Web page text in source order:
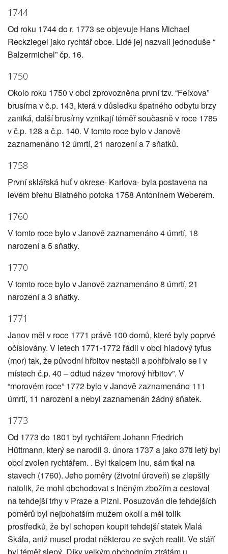
1744
Od roku 1744 do r. 1773 se objevuje Hans Michael
Reckziegel jako rychtář obce. Lidé jej nazvali jednoduše “
Balzermichel” čp. 16.
1750
Okolo roku 1750 v obci zprovozněna první tzv. “Feixova”
brusírna v č.p. 143, která v důsledku špatného odbytu brzy
zaniká, další brusírny vznikají téměř současně v roce 1785
v č.p. 128 a č.p. 140. V tomto roce bylo v Janově
zaznamenáno 12 úmrtí, 21 narození a 7 sňatků.
1758
První sklářská huť v okrese- Karlova- byla postavena na
levém břehu Blatného potoka 1758 Antonínem Weberem.
1760
V tomto roce bylo v Janově zaznamenáno 4 úmrtí, 18
narození a 5 sňatky.
1770
V tomto roce bylo v Janově zaznamenáno 8 úmrtí, 21
narození a 3 sňatky.
1771
Janov měl v roce 1771 právě 100 domů, které byly poprvé
očíslovány. V letech 1771-1772 řádil v obci hladový tyfus
(mor) tak, že původní hřbitov nestačil a pohřbívalo se i v
místech č.p. 40 – odtud název “morový hřbitov”. V
“morovém roce” 1772 bylo v Janově zaznamenáno 111
úmrtí, 11 narození a nebyl zaznamenán žádný sňatek.
1773
Od 1773 do 1801 byl rychtářem Johann Friedrich
Hüttmann, který se narodil 3. února 1737 a jako 37ti letý byl
obcí zvolen rychtářem. . Byl tkalcem lnu, sám tkal na
stavech (1760). Jeho poměry (životní úroveň) se zlepšily
natolik, že mohl obchodovat s lněným zbožím a cestoval
na tehdejší trhy v Praze a Plzni. Posuzován dle tehdejších
poměrů byl nejbohatším mužem okolí a měl tolik
prostředků, že byl schopen koupit tehdejší statek Malá
Skála, aniž musel prodat některou ze svých realit. Ve stáří
byl téměř slepý. Díky velkým obchodním ztrátám u